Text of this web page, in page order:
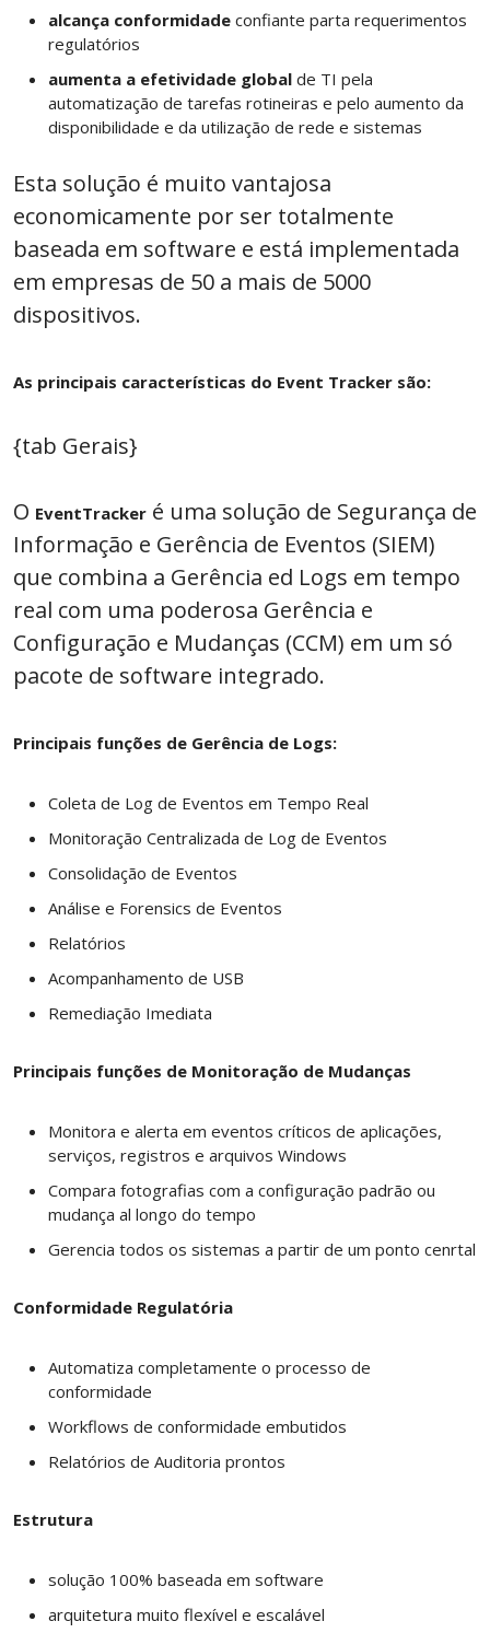
alcança conformidade confiante parta requerimentos
regulatórios
aumenta a efetividade global de TI pela
automatização de tarefas rotineiras e pelo aumento da
disponibilidade e da utilização de rede e sistemas
Esta solução é muito vantajosa
economicamente por ser totalmente
baseada em software e está implementada
em empresas de 50 a mais de 5000
dispositivos.
As principais características do Event Tracker são:
{tab Gerais}
O EventTracker é uma solução de Segurança de
Informação e Gerência de Eventos (SIEM)
que combina a Gerência ed Logs em tempo
real com uma poderosa Gerência e
Configuração e Mudanças (CCM) em um só
pacote de software integrado.
Principais funções de Gerência de Logs:
Coleta de Log de Eventos em Tempo Real
Monitoração Centralizada de Log de Eventos
Consolidação de Eventos
Análise e Forensics de Eventos
Relatórios
Acompanhamento de USB
Remediação Imediata
Principais funções de Monitoração de Mudanças
Monitora e alerta em eventos críticos de aplicações,
serviços, registros e arquivos Windows
Compara fotografias com a configuração padrão ou
mudança al longo do tempo
Gerencia todos os sistemas a partir de um ponto cenrtal
Conformidade Regulatória
Automatiza completamente o processo de
conformidade
Workflows de conformidade embutidos
Relatórios de Auditoria prontos
Estrutura
solução 100% baseada em software
arquitetura muito flexível e escalável